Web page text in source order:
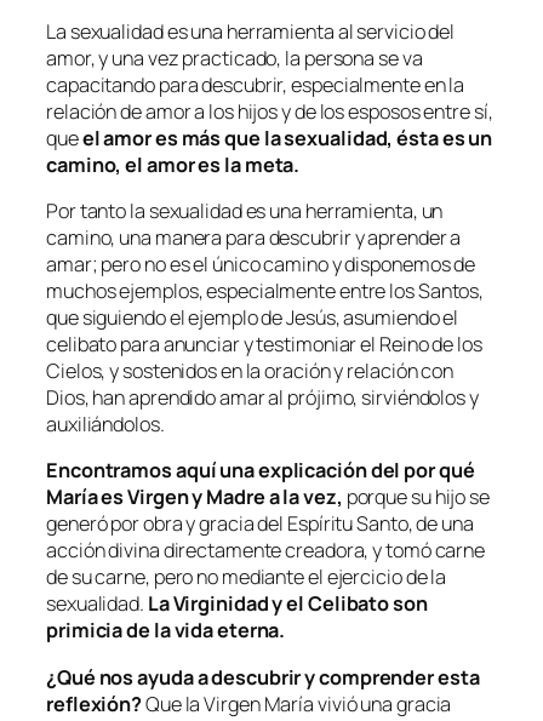
La sexualidad es una herramienta al servicio del
amor, y una vez practicado, la persona se va
capacitando para descubrir, especialmente en la
relación de amor a los hijos y de los esposos entre sí,
queel amor es más que la sexualidad, ésta es un
camino, el amor es la meta.
Por tanto la sexualidad es una herramienta, un
camino, una manera para descubrir y aprender a
amar; pero no es el único camino y disponemos de
muchos ejemplos, especialmente entre los Santos,
que siguiendo el ejemplo de Jesús, asumiendo el
celibato para anunciar y testimoniar el Reino de los
Cielos, y sostenidos en la oración y relación con
Dios, han aprendido amar al prójimo, sirviéndolos y
auxiliándolos.
Encontramos aquí una explicación del por qué
María es Virgen y Madre a la vez, porque su hijo se
generó por obra y gracia del Espíritu Santo, de una
acción divina directamente creadora, y tomó carne
de su carne, pero no mediante el ejercicio de la
sexualidad. La Virginidad y el Celibato son
primicia de la vida eterna.
¿Qué nos ayuda a descubrir y comprender esta
reflexión?Que la Virgen María vivió una gracia